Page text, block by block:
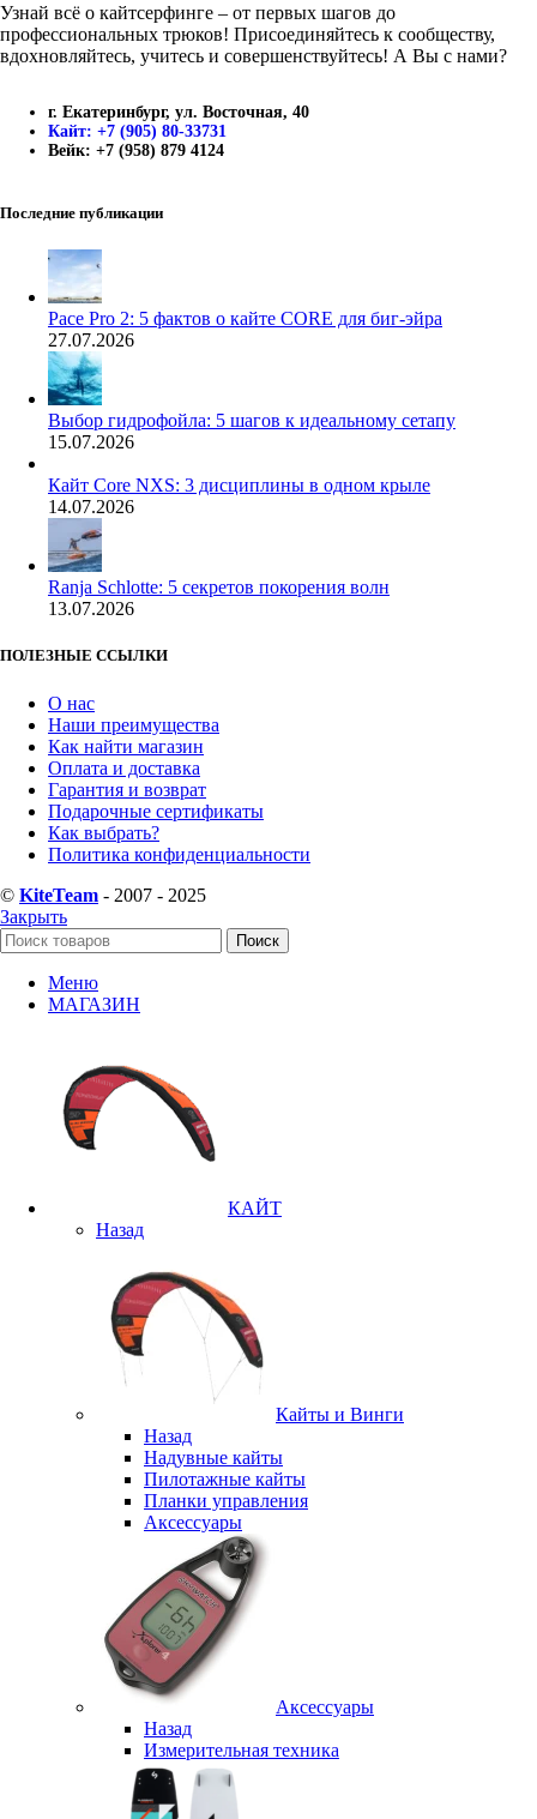
Узнай всё о кайтсерфинге – от первых шагов до
профессиональных трюков! Присоединяйтесь к сообществу,
вдохновляйтесь, учитесь и совершенствуйтесь! А Вы с нами?
г. Екатеринбург, ул. Восточная, 40
Кайт: +7 (905) 80-33731
Вейк: +7 (958) 879 4124
Последние публикации
Pace Pro 2: 5 фактов о кайте CORE для биг-эйра
27.07.2026
Выбор гидрофойла: 5 шагов к идеальному сетапу
15.07.2026
Кайт Core NXS: 3 дисциплины в одном крыле
14.07.2026
Ranja Schlotte: 5 секретов покорения волн
13.07.2026
ПОЛЕЗНЫЕ ССЫЛКИ
О нас
Наши преимущества
Как найти магазин
Оплата и доставка
Гарантия и возврат
Подарочные сертификаты
Как выбрать?
Политика конфиденциальности
© KiteTeam - 2007 - 2025
Закрыть
Поиск
Меню
МАГАЗИН
КАЙТ
Назад
Кайты и Винги
Назад
Надувные кайты
Пилотажные кайты
Планки управления
Аксессуары
Аксессуары
Назад
Измерительная техника